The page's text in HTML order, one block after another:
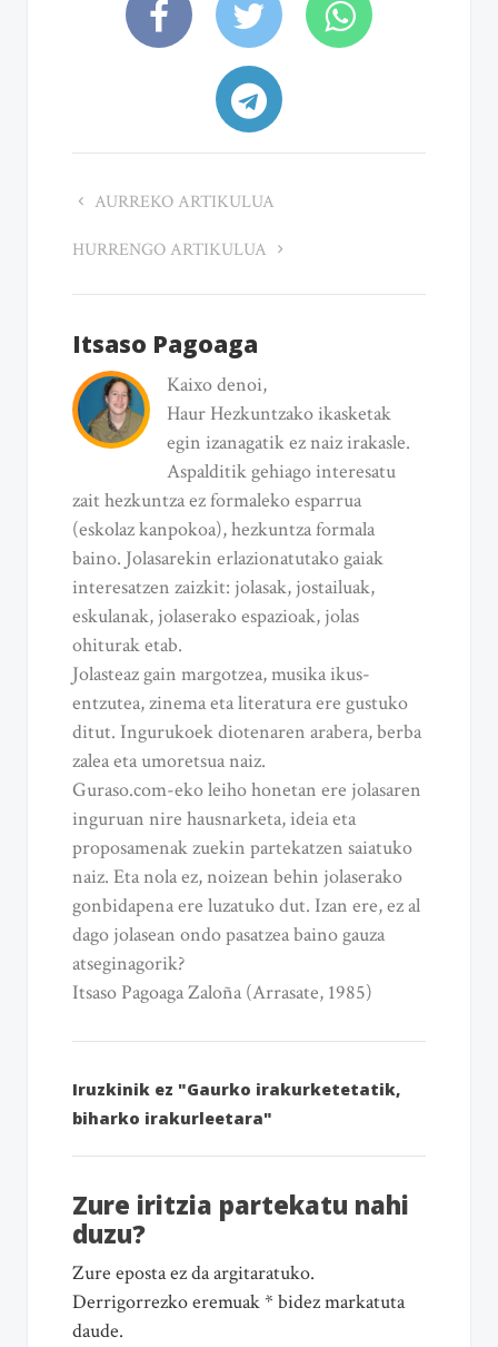
AURREKO ARTIKULUA
HURRENGO ARTIKULUA
Itsaso Pagoaga
Kaixo denoi,
Haur Hezkuntzako ikasketak
egin izanagatik ez naiz irakasle.
Aspalditik gehiago interesatu
zait hezkuntza ez formaleko esparrua
(eskolaz kanpokoa), hezkuntza formala
baino. Jolasarekin erlazionatutako gaiak
interesatzen zaizkit: jolasak, jostailuak,
eskulanak, jolaserako espazioak, jolas
ohiturak etab.
Jolasteaz gain margotzea, musika ikus-
entzutea, zinema eta literatura ere gustuko
ditut. Ingurukoek diotenaren arabera, berba
zalea eta umoretsua naiz.
Guraso.com-eko leiho honetan ere jolasaren
inguruan nire hausnarketa, ideia eta
proposamenak zuekin partekatzen saiatuko
naiz. Eta nola ez, noizean behin jolaserako
gonbidapena ere luzatuko dut. Izan ere, ez al
dago jolasean ondo pasatzea baino gauza
atseginagorik?
Itsaso Pagoaga Zaloña (Arrasate, 1985)
Iruzkinik ez "Gaurko irakurketetatik,
biharko irakurleetara"
Zure iritzia partekatu nahi
duzu?
Zure eposta ez da argitaratuko.
Derrigorrezko eremuak * bidez markatuta
daude.